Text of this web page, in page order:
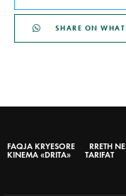
SHARE ON
FAQJA KRYESORE RRETH
KINEMA «DRITA»
TARIFAT